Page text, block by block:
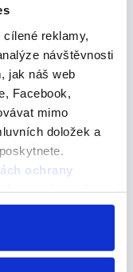
reklamy,
návštěvnosti
jak náš web
Facebook,
mimo
doložek a
ochrany
se obrátit na
visit Caffi
máte chuť na
Nellie, která se
B…